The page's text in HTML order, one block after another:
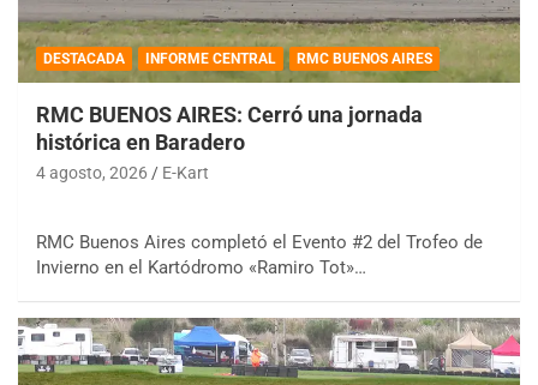
DESTACADA INFORME CENTRAL RMC BUENOS AIRES
RMC BUENOS AIRES: Cerró una jornada
histórica en Baradero
4 agosto, 2026 E-Kart
RMC Buenos Aires completó el Evento #2 del Trofeo de
Invierno en el Kartódromo «Ramiro Tot»…